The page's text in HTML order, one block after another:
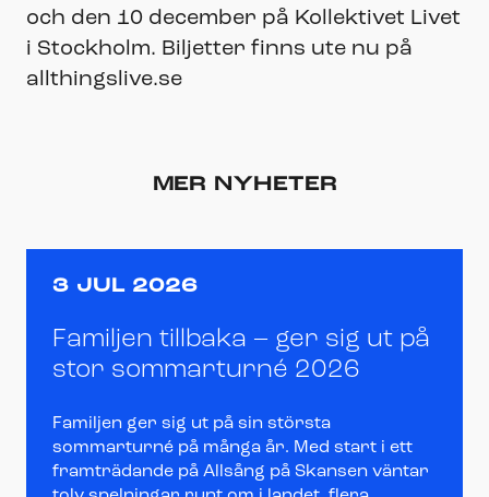
och den 10 december på Kollektivet Livet
i Stockholm. Biljetter finns ute nu på
allthingslive.se
MER NYHETER
3 JUL 2026
Familjen tillbaka – ger sig ut på
stor sommarturné 2026
Familjen ger sig ut på sin största
sommarturné på många år. Med start i ett
framträdande på Allsång på Skansen väntar